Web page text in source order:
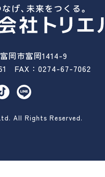
岡市富岡1414-9
FAX：0274-67-7062
All Rights Reserved.